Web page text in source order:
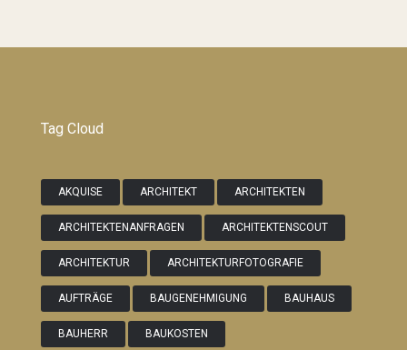
Tag Cloud
AKQUISE ARCHITEKT ARCHITEKTEN
ARCHITEKTENANFRAGEN ARCHITEKTENSCOUT
ARCHITEKTUR ARCHITEKTURFOTOGRAFIE
AUFTRÄGE BAUGENEHMIGUNG BAUHAUS
BAUHERR BAUKOSTEN